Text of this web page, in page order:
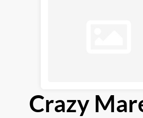
Crazy